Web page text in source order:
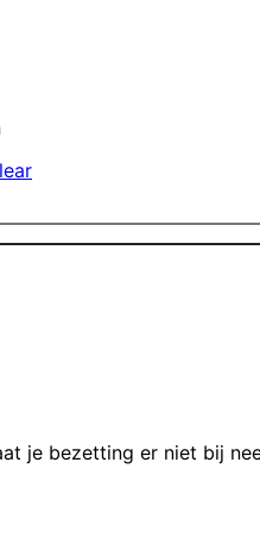
je bezetting er niet bij